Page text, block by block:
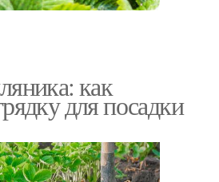
как
для посадки